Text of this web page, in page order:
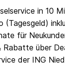
in 10
(Tagesgeld)
für
Rabatte über
der ING